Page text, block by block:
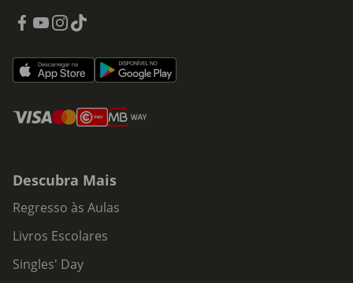
Descubra Mais
Regresso às Aulas
Livros Escolares
Singles' Day